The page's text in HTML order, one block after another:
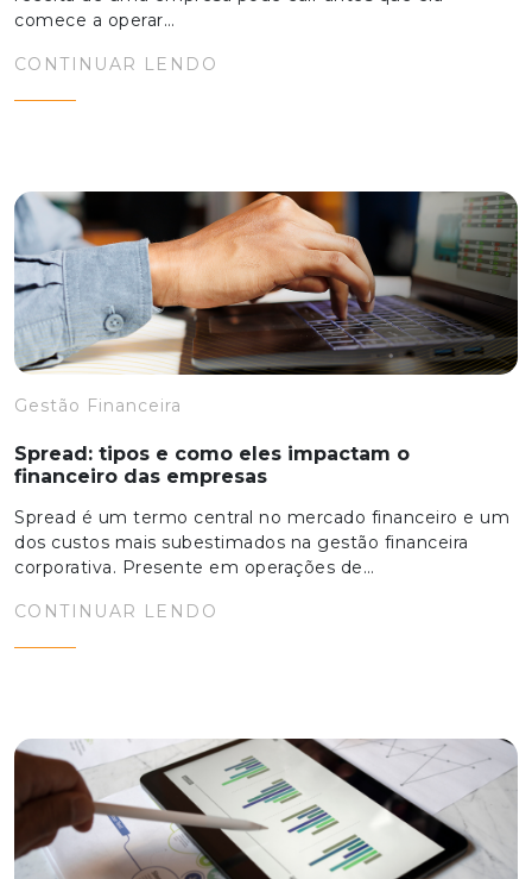
comece a operar…
CONTINUAR LENDO
Gestão Financeira
Spread: tipos e como eles impactam o
financeiro das empresas
Spread é um termo central no mercado financeiro e um
dos custos mais subestimados na gestão financeira
corporativa. Presente em operações de…
CONTINUAR LENDO